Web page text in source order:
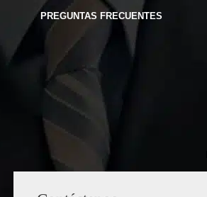
PREGUNTAS FRECUENTES